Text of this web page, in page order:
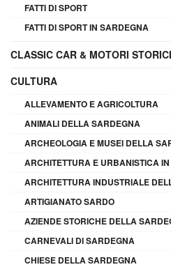
FATTI DI SPORT
FATTI DI SPORT IN SARDEGNA
CLASSIC CAR & MOTORI STORICI
CULTURA
ALLEVAMENTO E AGRICOLTURA
ANIMALI DELLA SARDEGNA
ARCHEOLOGIA E MUSEI DELLA
ARCHITETTURA E URBANISTICA
ARCHITETTURA INDUSTRIALE
ARTIGIANATO SARDO
AZIENDE STORICHE DELLA
CARNEVALI DI SARDEGNA
CHIESE DELLA SARDEGNA